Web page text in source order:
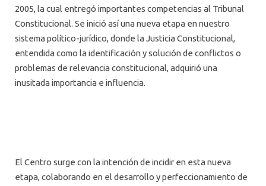
2005, la cual entregó importantes competencias al Tribunal
Constitucional. Se inició así una nueva etapa en nuestro
sistema político-jurídico, donde la Justicia Constitucional,
entendida como la identificación y solución de conflictos o
problemas de relevancia constitucional, adquirió una
inusitada importancia e influencia.
El Centro surge con la intención de incidir en esta nueva
etapa, colaborando en el desarrollo y perfeccionamiento de